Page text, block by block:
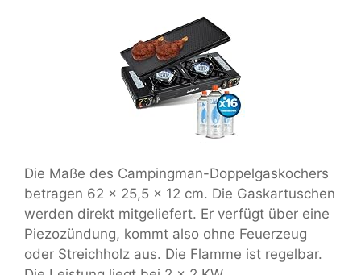
Die Maße des Campingman-Doppelgaskochers
betragen 62 x 25,5 x 12 cm. Die Gaskartuschen
werden direkt mitgeliefert. Er verfügt über eine
Piezozündung, kommt also ohne Feuerzeug
oder Streichholz aus. Die Flamme ist regelbar.